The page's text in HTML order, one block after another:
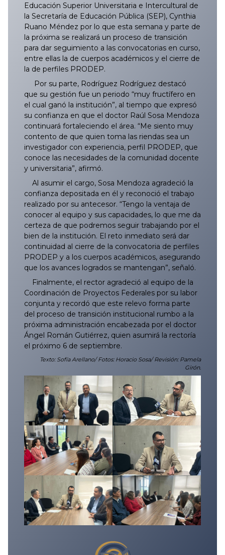
Educación Superior Universitaria e Intercultural de
la Secretaría de Educación Pública (SEP), Cynthia
Ruano Méndez por lo que esta semana y parte de
la próxima se realizará un proceso de transición
para dar seguimiento a las convocatorias en curso,
entre ellas la de cuerpos académicos y el cierre de
la de perfiles PRODEP.
Por su parte, Rodríguez Rodríguez destacó
que su gestión fue un periodo “muy fructífero en
el cual ganó la institución”, al tiempo que expresó
su confianza en que el doctor Raúl Sosa Mendoza
continuará fortaleciendo el área. “Me siento muy
contento de que quien toma las riendas sea un
investigador con experiencia, perfil PRODEP, que
conoce las necesidades de la comunidad docente
y universitaria”, afirmó.
Al asumir el cargo, Sosa Mendoza agradeció la
confianza depositada en él y reconoció el trabajo
realizado por su antecesor. “Tengo la ventaja de
conocer al equipo y sus capacidades, lo que me da
certeza de que podremos seguir trabajando por el
bien de la institución. El reto inmediato será dar
continuidad al cierre de la convocatoria de perfiles
PRODEP y a los cuerpos académicos, asegurando
que los avances logrados se mantengan”, señaló.
Finalmente, el rector agradeció al equipo de la
Coordinación de Proyectos Federales por su labor
conjunta y recordó que este relevo forma parte
del proceso de transición institucional rumbo a la
próxima administración encabezada por el doctor
Ángel Román Gutiérrez, quien asumirá la rectoría
el próximo 6 de septiembre.
Texto: Sofía Arellano/ Fotos: Horacio Sosa/ Revisión: Pamela
Girón.